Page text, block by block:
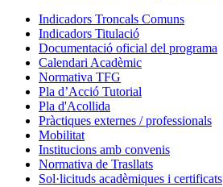
Indicadors Troncals Comuns
Indicadors Titulació
Documentació oficial del programa
Calendari Acadèmic
Normativa TFG
Pla d’Acció Tutorial
Pla d'Acollida
Pràctiques externes / professionals
Mobilitat
Institucions amb convenis
Normativa de Trasllats
Sol·licituds acadèmiques i certificats